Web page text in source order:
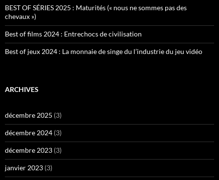
BEST OF SÉRIES 2025 : Maturités (« nous ne sommes pas des
chevaux »)
Best of films 2024 : Entrechocs de civilisation
Best of jeux 2024 : La monnaie de singe du l’industrie du jeu vidéo
ARCHIVES
décembre 2025 (3)
décembre 2024 (3)
décembre 2023 (3)
janvier 2023 (3)